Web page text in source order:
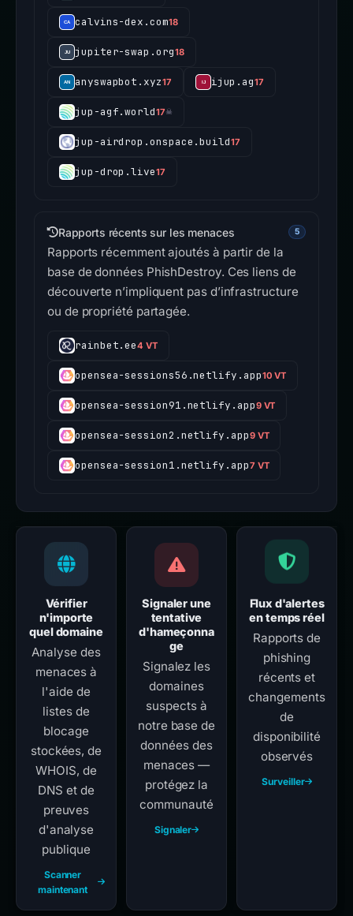
calvins-dex.com18
jupiter-swap.org18
anyswapbot.xyz17 ijup.ag17
jup-agf.world17☠
jup-airdrop.onspace.build17
jup-drop.live17
Rapports récents sur les menaces 5
Rapports récemment ajoutés à partir de la
base de données PhishDestroy. Ces liens de
découverte n’impliquent pas d’infrastructure
ou de propriété partagée.
rainbet.ee4 VT
opensea-sessions56.netlify.app10 VT
opensea-session91.netlify.app9 VT
opensea-session2.netlify.app9 VT
opensea-session1.netlify.app7 VT
Vérifier
n'importe
quel domaine
Analyse des
menaces à
l'aide de
listes de
blocage
stockées, de
WHOIS, de
DNS et de
preuves
d'analyse
publique
Scanner
maintenant
Signaler une
tentative
d'hameçonna
ge
Signalez les
domaines
suspects à
notre base de
données des
menaces —
protégez la
communauté
Signaler
Flux d'alertes
en temps réel
Rapports de
phishing
récents et
changements
de
disponibilité
observés
Surveiller